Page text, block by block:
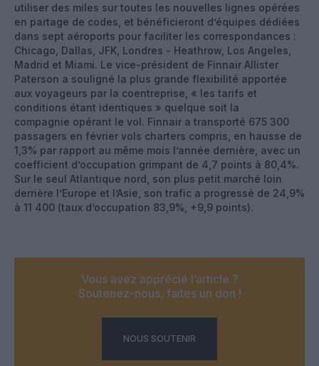
utiliser des miles sur toutes les nouvelles lignes opérées
en partage de codes, et bénéficieront d’équipes dédiées
dans sept aéroports pour faciliter les correspondances :
Chicago, Dallas, JFK, Londres - Heathrow, Los Angeles,
Madrid et Miami. Le vice-président de Finnair Allister
Paterson a souligné la plus grande flexibilité apportée
aux voyageurs par la coentreprise, « les tarifs et
conditions étant identiques » quelque soit la
compagnie opérant le vol. Finnair a transporté 675 300
passagers en février vols charters compris, en hausse de
1,3% par rapport au même mois l’année dernière, avec un
coefficient d’occupation grimpant de 4,7 points à 80,4%.
Sur le seul Atlantique nord, son plus petit marché loin
derrière l’Europe et l’Asie, son trafic a progressé de 24,9%
à 11 400 (taux d’occupation 83,9%, +9,9 points).
Vous avez apprécié l’article ?
Soutenez-nous, faites un don !
NOUS SOUTENIR